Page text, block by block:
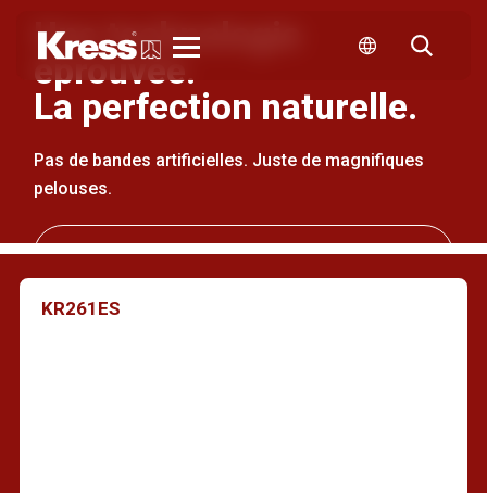
Une technologie
éprouvée.
La perfection naturelle.
Pas de bandes artificielles. Juste de magnifiques
pelouses.
Trouvez un revendeur près de chez vous
KR261ES